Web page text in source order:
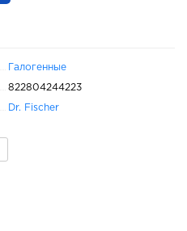
Галогенные
822804244223
Dr. Fischer